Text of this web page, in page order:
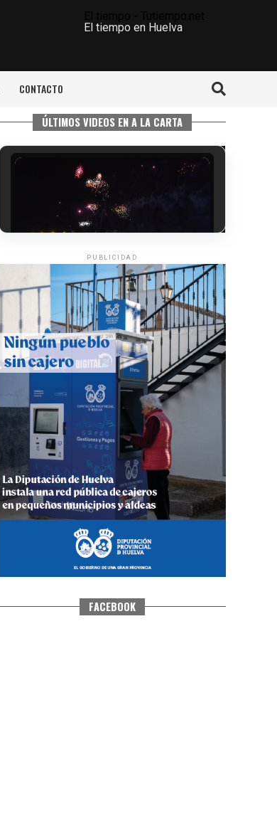
El tiempo en Huelva
CONTACTO
ÚLTIMOS VIDEOS EN A LA CARTA
6º DÍA DE LAS FIESTAS COLOMBINAS
2026
·Huelvatv
QUINTA CORRIDA DE LAS FIESTAS
COLOMBINAS 2026
hace 3 días· Huelvatv
PUBLICIDAD
FACEBOOK